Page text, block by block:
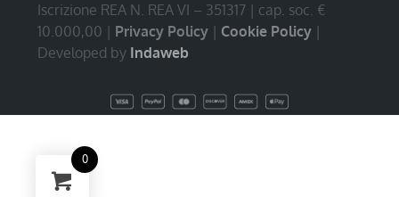
Iscrizione REA N. REA VI – 351317 | cap. soc. €
10.000,00 | Privacy Policy | Cookie Policy |
Developed by Indaweb
0